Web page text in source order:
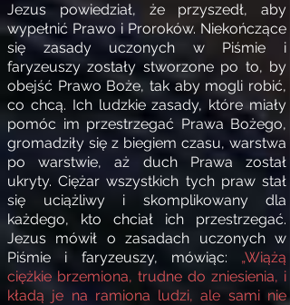
Jezus powiedział, że przyszedł, aby
wypełnić Prawo i Proroków. Niekończące
się zasady uczonych w Piśmie i
faryzeuszy zostały stworzone po to, by
obejść Prawo Boże, tak aby mogli robić,
co chcą. Ich ludzkie zasady, które miały
pomóc im przestrzegać Prawa Bożego,
gromadziły się z biegiem czasu, warstwa
po warstwie, aż duch Prawa został
ukryty. Ciężar wszystkich tych praw stał
się uciążliwy i skomplikowany dla
każdego, kto chciał ich przestrzegać.
Jezus mówił o zasadach uczonych w
Piśmie i faryzeuszy, mówiąc: „Wiążą
ciężkie brzemiona, trudne do zniesienia, i
kładą je na ramiona ludzi, ale sami nie